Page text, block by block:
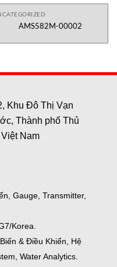
AMS582M-00002
Khu Đô Thị Vạn
Thành phố Thủ
Nam
Gauge, Transmitter,
Korea.
& Điều Khiển, Hệ
Water Analytics.